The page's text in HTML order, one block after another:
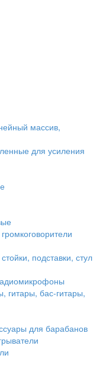
массив,
для усиления
подставки, стул
гитары, бас-гитары,
для барабанов